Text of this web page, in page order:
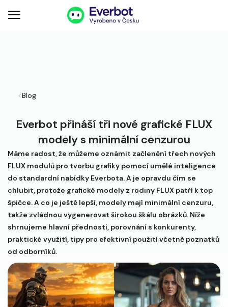
<Blog
Everbot přináší tři nové grafické FLUX
modely s minimální cenzurou
Máme radost, že můžeme oznámit začlenění třech nových
FLUX modulů pro tvorbu grafiky pomocí umělé inteligence
do standardní nabídky Everbota. A je opravdu čím se
chlubit, protože grafické modely z rodiny FLUX patří k top
špičce. A co je ještě lepší, modely mají minimální cenzuru,
takže zvládnou vygenerovat širokou škálu obrázků. Níže
shrnujeme hlavní přednosti, porovnání s konkurenty,
praktické využití, tipy pro efektivní použití včetně poznatků
od odborníků.